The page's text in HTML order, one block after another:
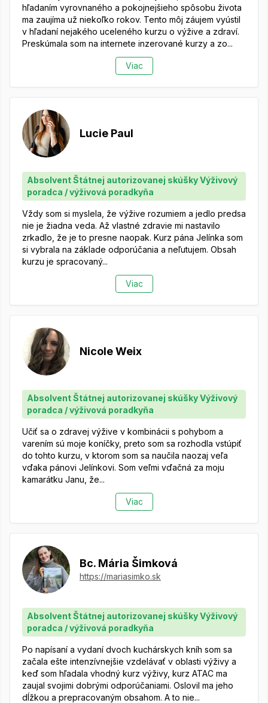
hľadaním vyrovnaného a pokojnejšieho spôsobu života
ma zaujíma už niekoľko rokov. Tento môj záujem vyústil
v hľadaní nejakého uceleného kurzu o výžive a zdraví.
Preskúmala som na internete inzerované kurzy a zo...
Viac
Lucie Paul
Absolvent Štátnej autorizovanej skúšky Výživový
poradca / výživová poradkyňa
Vždy som si myslela, že výžive rozumiem a jedlo predsa
nie je žiadna veda. Až vlastné zdravie mi nastavilo
zrkadlo, že je to presne naopak. Kurz pána Jelínka som
si vybrala na základe odporúčania a neľutujem. Obsah
kurzu je spracovaný...
Viac
Nicole Weix
Absolvent Štátnej autorizovanej skúšky Výživový
poradca / výživová poradkyňa
Učiť sa o zdravej výžive v kombinácii s pohybom a
varením sú moje koníčky, preto som sa rozhodla vstúpiť
do tohto kurzu, v ktorom som sa naučila naozaj veľa
vďaka pánovi Jelínkovi. Som veľmi vďačná za moju
kamarátku Janu, že...
Viac
Bc. Mária Šimková
https://mariasimko.sk
Absolvent Štátnej autorizovanej skúšky Výživový
poradca / výživová poradkyňa
Po napísaní a vydaní dvoch kuchárskych kníh som sa
začala ešte intenzívnejšie vzdelávať v oblasti výživy a
keď som hľadala vhodný kurz výživy, kurz ATAC ma
zaujal svojimi dobrými odporúčaniami. Oslovil ma jeho
dĺžkou a prepracovaným obsahom. A to nie...